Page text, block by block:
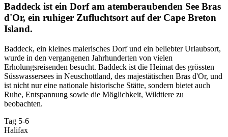
Baddeck ist ein Dorf am atemberaubenden See Bras
d'Or, ein ruhiger Zufluchtsort auf der Cape Breton
Island.
Baddeck, ein kleines malerisches Dorf und ein beliebter Urlaubsort,
wurde in den vergangenen Jahrhunderten von vielen
Erholungsreisenden besucht. Baddeck ist die Heimat des grössten
Süsswassersees in Neuschottland, des majestätischen Bras d'Or, und
ist nicht nur eine nationale historische Stätte, sondern bietet auch
Ruhe, Entspannung sowie die Möglichkeit, Wildtiere zu
beobachten.
Tag 5-6
Halifax